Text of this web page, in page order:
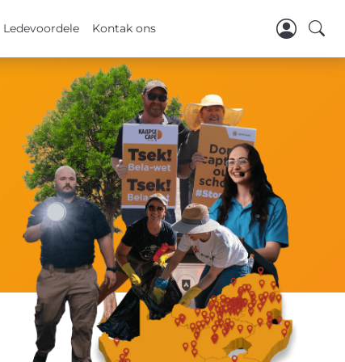
Ledevoordele Kontak ons